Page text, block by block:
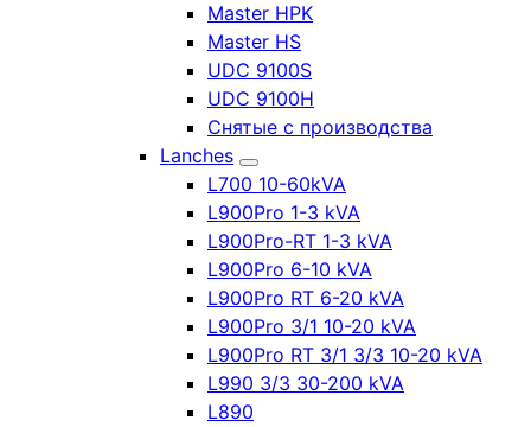
Master HPK
Master HS
UDC 9100S
UDC 9100H
Снятые с производства
Lanches
L700 10-60kVA
L900Pro 1-3 kVA
L900Pro-RT 1-3 kVA
L900Pro 6-10 kVA
L900Pro RT 6-20 kVA
L900Pro 3/1 10-20 kVA
L900Pro RT 3/1 3/3 10-20 kVA
L990 3/3 30-200 kVA
L890